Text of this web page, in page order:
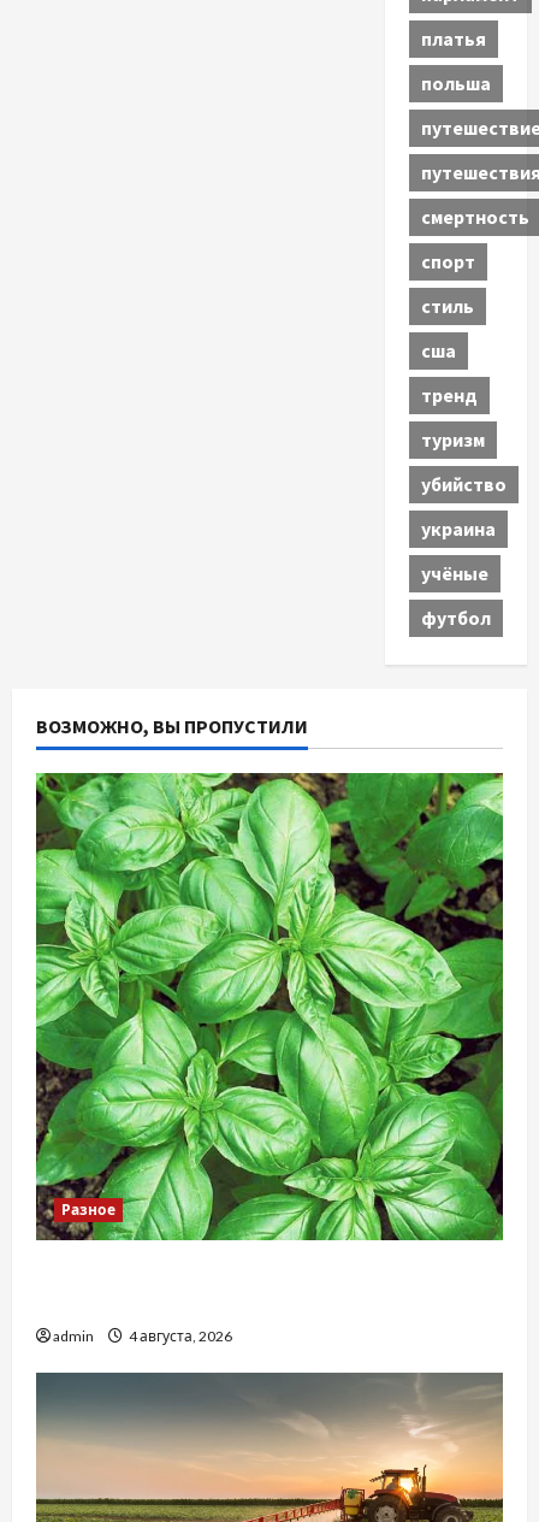
платья
польша
смертность
спорт
стиль
сша
тренд
туризм
убийство
украина
учёные
футбол
ВОЗМОЖНО, ВЫ ПРОПУСТИЛИ
Разное
admin 4 августа, 2026